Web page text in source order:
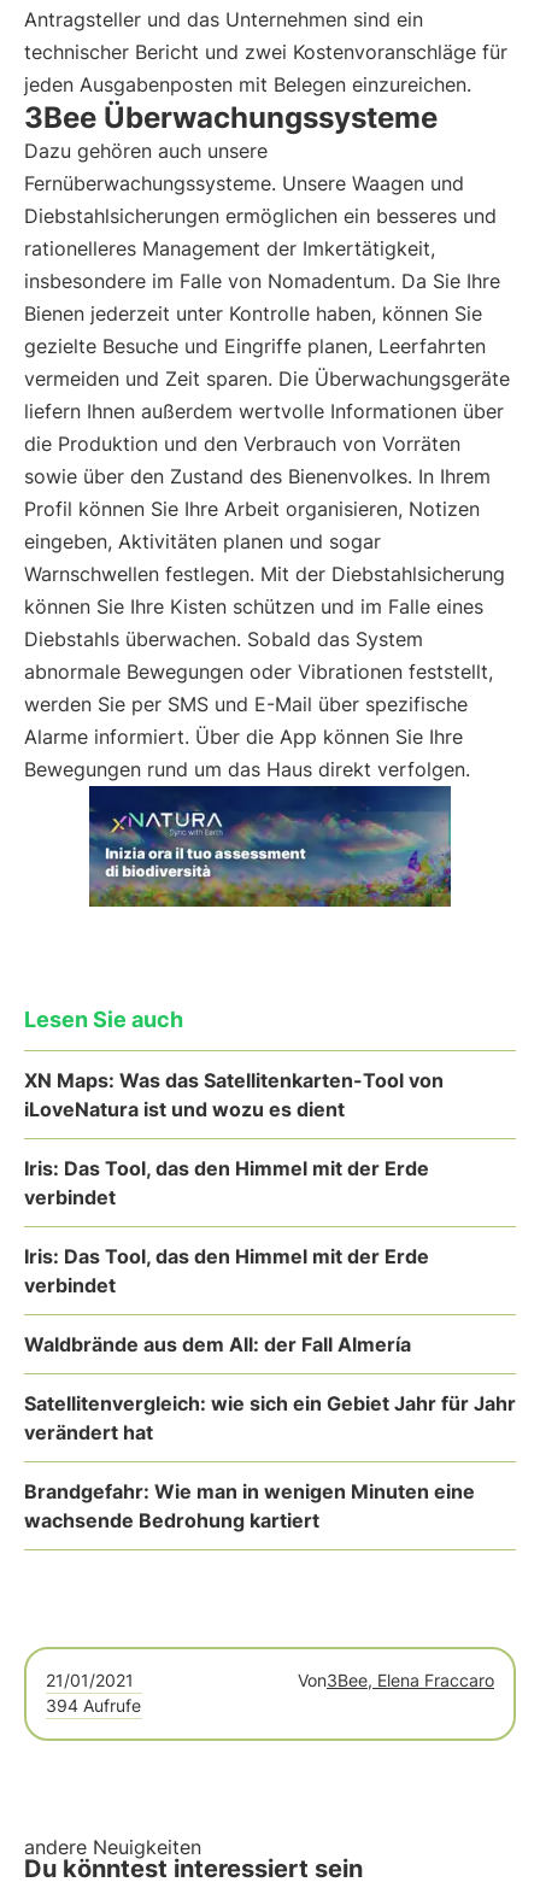
Antragsteller und das Unternehmen sind ein
technischer Bericht und zwei Kostenvoranschläge für
jeden Ausgabenposten mit Belegen einzureichen.
3Bee Überwachungssysteme
Dazu gehören auch unsere
Fernüberwachungssysteme. Unsere Waagen und
Diebstahlsicherungen ermöglichen ein besseres und
rationelleres Management der Imkertätigkeit,
insbesondere im Falle von Nomadentum. Da Sie Ihre
Bienen jederzeit unter Kontrolle haben, können Sie
gezielte Besuche und Eingriffe planen, Leerfahrten
vermeiden und Zeit sparen. Die Überwachungsgeräte
liefern Ihnen außerdem wertvolle Informationen über
die Produktion und den Verbrauch von Vorräten
sowie über den Zustand des Bienenvolkes. In Ihrem
Profil können Sie Ihre Arbeit organisieren, Notizen
eingeben, Aktivitäten planen und sogar
Warnschwellen festlegen. Mit der Diebstahlsicherung
können Sie Ihre Kisten schützen und im Falle eines
Diebstahls überwachen. Sobald das System
abnormale Bewegungen oder Vibrationen feststellt,
werden Sie per SMS und E-Mail über spezifische
Alarme informiert. Über die App können Sie Ihre
Bewegungen rund um das Haus direkt verfolgen.
Lesen Sie auch
XN Maps: Was das Satellitenkarten-Tool von
iLoveNatura ist und wozu es dient
Iris: Das Tool, das den Himmel mit der Erde
verbindet
Iris: Das Tool, das den Himmel mit der Erde
verbindet
Waldbrände aus dem All: der Fall Almería
Satellitenvergleich: wie sich ein Gebiet Jahr für Jahr
verändert hat
Brandgefahr: Wie man in wenigen Minuten eine
wachsende Bedrohung kartiert
21/01/2021 Von3Bee, Elena Fraccaro
394 Aufrufe
andere Neuigkeiten
Du könntest interessiert sein